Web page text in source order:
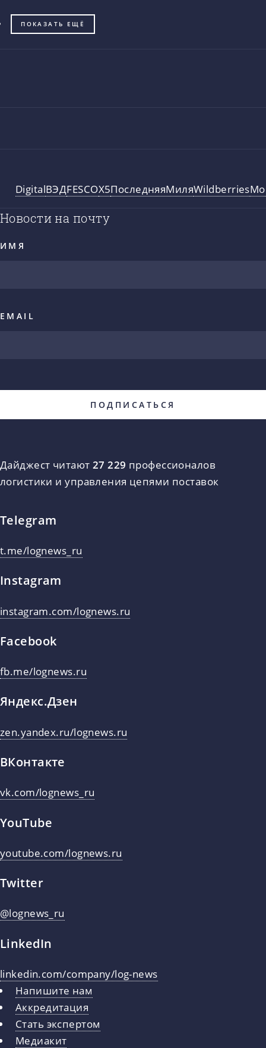
ПОКАЗАТЬ ЕЩЁ
DigitalВЭДFESCOX5ПоследняяМиляWildberries
Новости на почту
ИМЯ
EMAIL
Дайджест читают 27 229 профессионалов
логистики и управления цепями поставок
Telegram
t.me/lognews_ru
Instagram
instagram.com/lognews.ru
Facebook
fb.me/lognews.ru
Яндекс.Дзен
zen.yandex.ru/lognews.ru
ВКонтакте
vk.com/lognews_ru
YouTube
youtube.com/lognews.ru
Twitter
@lognews_ru
LinkedIn
linkedin.com/company/log-news
Напишите нам
Аккредитация
Стать экспертом
Медиакит